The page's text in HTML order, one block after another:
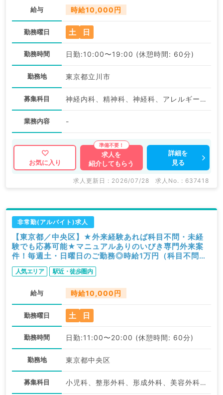
給与 時給10,000円
勤務曜日 土 日
勤務時間 日勤:10:00〜19:00 (休憩時間: 60分)
勤務地 東京都立川市
募集科目 神経内科、精神科、神経科、アレルギー科、リウマチ科、小児科、整形外科、形成外科、美容外科、脳神経外科、呼吸器外科、心臓血管外科、小児外科、皮膚科、泌尿器科、産婦人科、産科、婦人科、眼科、耳鼻咽喉科、気管食道科、放射線科、リハビリテーション科、麻酔科、ペインクリニック、人工透析科、緩和ケア科、一般内科、循環器内科、呼吸器内科、消化器内科、内分泌・代謝内科、腎臓内科、老年内科、血液内科、外科系全般、一般外科、消化器外科、乳腺外科、総合診療科、美容皮膚科、健診・人間ドック、救急科・ＩＣＵ、病理科、基礎医学系、膠原病科、スポーツ整形外科、大腸・肛門外科、産業医、科目不問
業務内容 -
お気に入り
求人を
紹介してもらう
詳細を
見る
求人更新日 : 2026/07/28 求人No. : 637418
非常勤(アルバイト)求人
【東京都／中央区】★外来経験あれば科目不問・未経
験でも応募可能★マニュアルありのいびき専門外来案
件！毎週土・日曜日のご勤務◎時給1万円（科目不問／
非常勤）
人気エリア 駅近・徒歩圏内
給与 時給10,000円
勤務曜日 土 日
勤務時間 日勤:11:00〜20:00 (休憩時間: 60分)
勤務地 東京都中央区
募集科目 小児科、整形外科、形成外科、美容外科、脳神経外科、呼吸器外科、心臓血管外科、小児外科、皮膚科、泌尿器科、産婦人科、産科、婦人科、眼科、耳鼻咽喉科、気管食道科、放射線科、リハビリテーション科、麻酔科、ペインクリニック、人工透析科、緩和ケア科、一般内科、循環器内科、呼吸器内科、消化器内科、内分泌・代謝内科、腎臓内科、老年内科、血液内科、外科系全般、一般外科、消化器外科、乳腺外科、総合診療科、美容皮膚科、健診・人間ドック、救急科・ＩＣＵ、病理科、基礎医学系、膠原病科、スポーツ整形外科、大腸・肛門外科、産業医、脊髄・脊椎外科、科目不問、神経内科、精神科、神経科、アレルギー科、リウマチ科